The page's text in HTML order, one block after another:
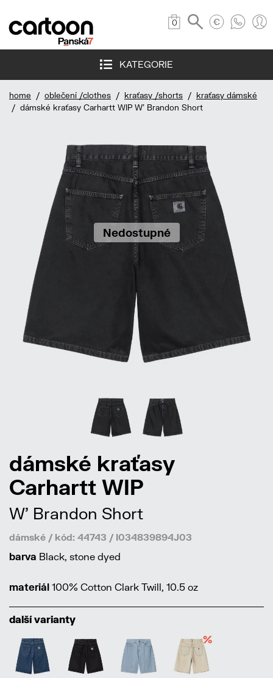
0
KATEGORIE
home / oblečení /clothes / kraťasy /shorts / kraťasy dámské
/ dámské kraťasy Carhartt WIP W' Brandon Short
Nedostupné
dámské kraťasy
Carhartt WIP
W' Brandon Short
dámské / kód: 44743 / I034839894J03
barva Black, stone dyed
materiál 100% Cotton Clark Twill, 10.5 oz
další varianty
%